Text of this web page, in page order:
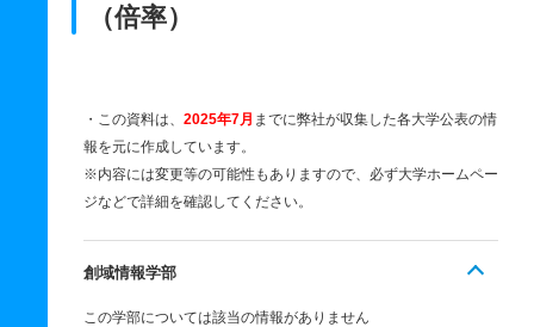
（倍率）
・この資料は、 2025年7月 までに弊社が収集した各大学公表の情
報を元に作成しています。
※内容には変更等の可能性もありますので、必ず大学ホームペー
ジなどで詳細を確認してください。
創域情報学部
この学部については該当の情報がありません